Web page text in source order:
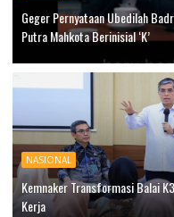
Geger Pernyataan Ubedilah
Putra Mahkota Berinisial ‘K’
NASIONAL
Kemnaker Transformasi Balai
Kerja